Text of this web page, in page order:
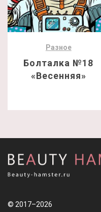
Разное
Болталка №18
«Весенняя»
© 2017–2026